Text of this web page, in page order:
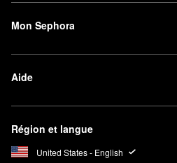
Mon Sephora
Aide
Région et langue
United States - English